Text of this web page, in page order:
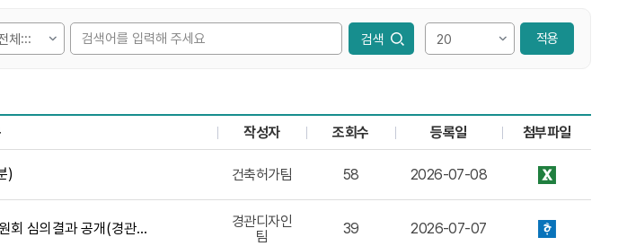
적용
,등록일, 첨부파일로 나열 되고 있습니다.
작성자 조회수 등록일 첨부파일
) 건축허가팀 58 2026-07-08
심의결과 공개(경관심의)
경관디자인
팀
39 2026-07-07